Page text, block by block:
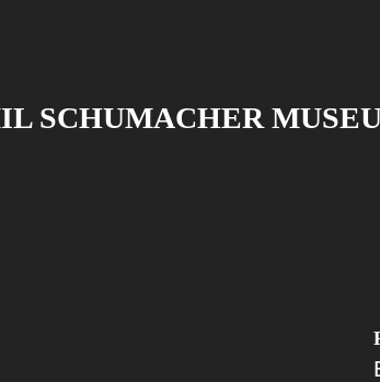
SCHUMACHER